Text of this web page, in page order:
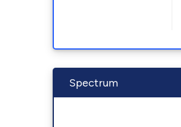
Spectrum